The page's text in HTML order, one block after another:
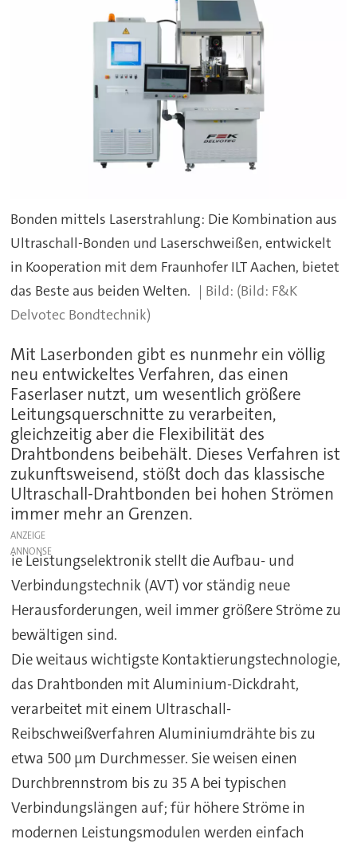
Bonden mittels Laserstrahlung: Die Kombination aus
Ultraschall-Bonden und Laserschweißen, entwickelt
in Kooperation mit dem Fraunhofer ILT Aachen, bietet
das Beste aus beiden Welten.
(Bild: F&K
Delvotec Bondtechnik)
Mit Laserbonden gibt es nunmehr ein völlig
neu entwickeltes Verfahren, das einen
Faserlaser nutzt, um wesentlich größere
Leitungsquerschnitte zu verarbeiten,
gleichzeitig aber die Flexibilität des
Drahtbondens beibehält. Dieses Verfahren ist
zukunftsweisend, stößt doch das klassische
Ultraschall-Drahtbonden bei hohen Strömen
immer mehr an Grenzen.
ANZEIGE
ie Leistungselektronik stellt die Aufbau- und
Verbindungstechnik (AVT) vor ständig neue
Herausforderungen, weil immer größere Ströme zu
bewältigen sind.
Die weitaus wichtigste Kontaktierungstechnologie,
das Drahtbonden mit Aluminium-Dickdraht,
verarbeitet mit einem Ultraschall-
Reibschweißverfahren Aluminiumdrähte bis zu
etwa 500 µm Durchmesser. Sie weisen einen
Durchbrennstrom bis zu 35 A bei typischen
Verbindungslängen auf; für höhere Ströme in
modernen Leistungsmodulen werden einfach